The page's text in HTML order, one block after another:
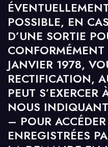
POSSIBLE, EN
D’UNE SORTIE
JANVIER 1978,
RECTIFICATION,
PEUT
NOUS
– POUR
ENREGISTRÉES